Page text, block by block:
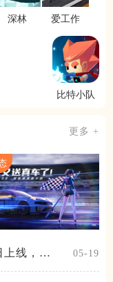
深林 爱工作
比特小队
更多 +
上线，女
05-19